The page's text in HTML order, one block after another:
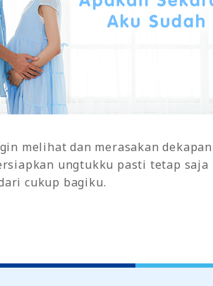
melihat dan merasakan
ungtukku pasti tetap
cukup bagiku.